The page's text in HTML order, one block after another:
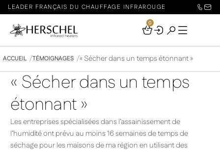
LEADER FRANÇAIS DU CHAUFFAGE INFRAROUGE
Your
0
ACCUEIL TÉMOIGNAGES « Sécher dans un temps étonnant »
« Sécher dans un temps
étonnant »
Les entreprises spécialisées dans l’assainissement de
l’humidité ont prévu au moins 16 semaines de temps de
séchage pour les maisons de ma région en utilisant des